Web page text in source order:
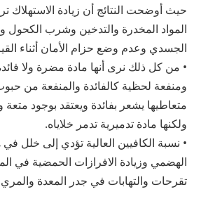
حيث أوضحت النتائج أن زيادة الاستهلاك
المواد المخدرة والتدخين وشرب الكحول
الجسدي وعدم وضع حزام الأمان أثناء
• من كل ذلك نرى أنها مادة مضرة ولا
ومنفعة لحظية كالفائدة والمنفعة من
متعاطيها يشعر بفائدة ويعتقد بوجود
ولكنها مادة تدميرية تدمر خلاياه.
• نسبة الكافيين العالية تؤدي إلى خلل في
الهضمي وزيادة الافرازات الحمضية في
تقرحات والتهابات في جدر المعدة